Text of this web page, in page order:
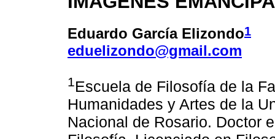
Eduardo García Elizondo1
eduelizondo@gmail.com
1Escuela de Filosofía de la
Humanidades y Artes de la
Nacional de Rosario. Doctor